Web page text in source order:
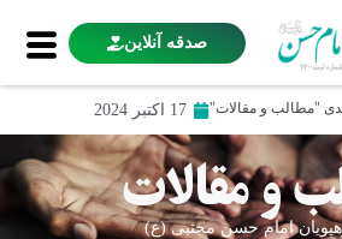
صدقه آنلاین
"مطالب و مقالات" 17 اکتبر 2024
و مقالات
امام حسن مجتبی (ع)